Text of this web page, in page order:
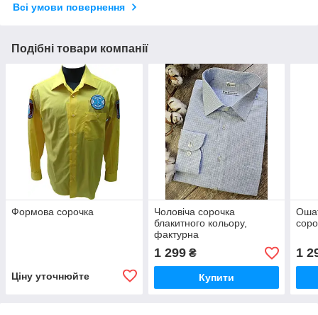
Всі умови повернення
Подібні товари компанії
Формова сорочка
Ціну уточнюйте
Чоловіча сорочка
блакитного кольору,
фактурна
1 299₴
Купити
1